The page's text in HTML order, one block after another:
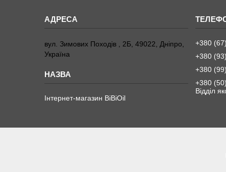
вул. Зимових Походiв , 2Б, 49022, Дніпро,
Україна
Інтернет-магазин BiBiOil
+380
+380
+380
+380
Вiддiл